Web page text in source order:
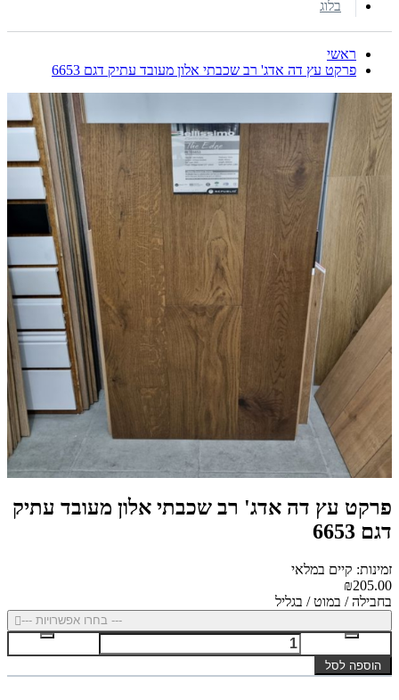
בלוג
ראשי
פרקט עץ דה אדג' רב שכבתי אלון מעובד עתיק דגם 6653
פרקט עץ דה אדג' רב שכבתי אלון מעובד עתיק
דגם 6653
זמינות: קיים במלאי
₪205.00
בחבילה / במוט / בגליל
--- בחרו אפשרויות ---
הוספה לסל